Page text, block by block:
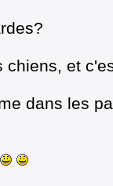
chiens, et
dans les